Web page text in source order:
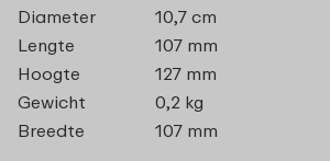
Diameter
10,7 cm
Lengte
107 mm
Hoogte
127 mm
Gewicht
0,2 kg
Breedte
107 mm